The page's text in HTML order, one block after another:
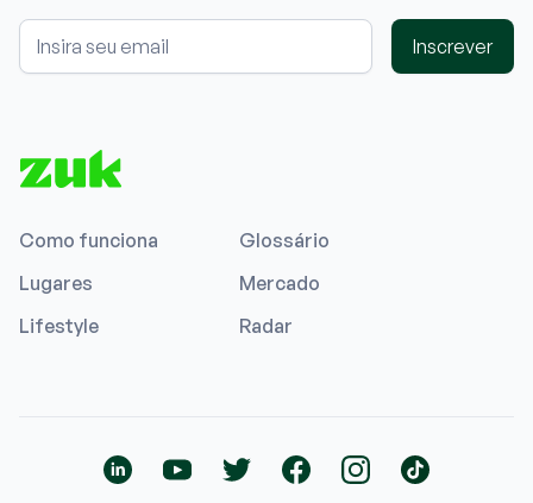
Inscrever
Como funciona
Glossário
Lugares
Mercado
Lifestyle
Radar